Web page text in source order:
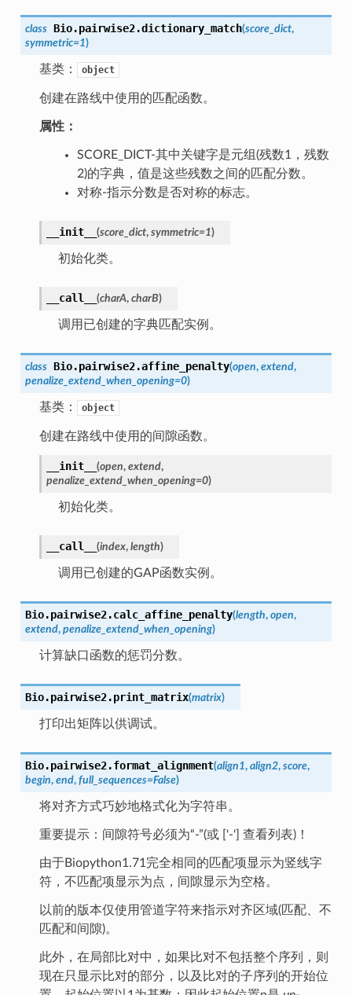
class Bio.pairwise2.dictionary_match(score_dict,
symmetric=1)
基类： object
创建在路线中使用的匹配函数。
属性：
SCORE_DICT-其中关键字是元组(残数1，残数
2)的字典，值是这些残数之间的匹配分数。
对称-指示分数是否对称的标志。
__init__ (score_dict, symmetric=1)
初始化类。
__call__ (charA, charB)
调用已创建的字典匹配实例。
class Bio.pairwise2.affine_penalty(open, extend,
penalize_extend_when_opening=0)
基类： object
创建在路线中使用的间隙函数。
__init__ (open, extend,
penalize_extend_when_opening=0)
初始化类。
__call__ (index, length)
调用已创建的GAP函数实例。
Bio.pairwise2.calc_affine_penalty(length, open,
extend, penalize_extend_when_opening)
计算缺口函数的惩罚分数。
Bio.pairwise2.print_matrix(matrix)
打印出矩阵以供调试。
Bio.pairwise2.format_alignment(align1, align2, score,
begin, end, full_sequences=False)
将对齐方式巧妙地格式化为字符串。
重要提示：间隙符号必须为“-”(或 ['-'] 查看列表)！
由于Biopython1.71完全相同的匹配项显示为竖线字
符，不匹配项显示为点，间隙显示为空格。
以前的版本仅使用管道字符来指示对齐区域(匹配、不
匹配和间隙)。
此外，在局部比对中，如果比对不包括整个序列，则
现在只显示比对的部分，以及比对的子序列的开始位